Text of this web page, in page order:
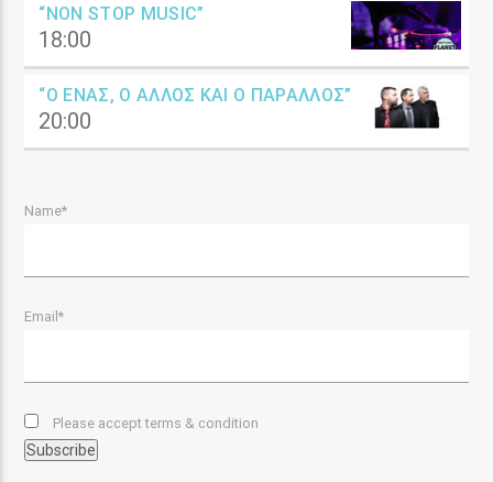
“NON STOP MUSIC”
18:00
“Ο ΈΝΑΣ, Ο ΆΛΛΟΣ ΚΑΙ Ο ΠΑΡΆΛΛΟΣ”
20:00
Name*
Email*
Please accept terms & condition